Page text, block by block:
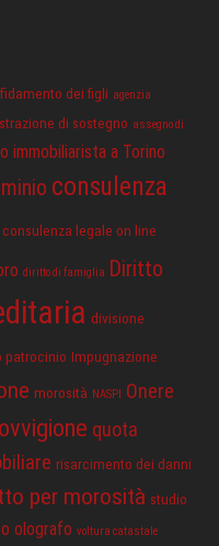
dei figli agenzia
di sostegno assegno di
immobiliarista a Torino
consulenza
consulenza legale on line
diritto di famiglia Diritto
divisione
patrocinio Impugnazione
morosità NASPI
Onere
quota
risarcimento dei danni
per morosità studio
olografo voltura catastale